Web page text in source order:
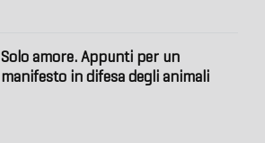
Solo amore. Appunti per un
manifesto in difesa degli animali